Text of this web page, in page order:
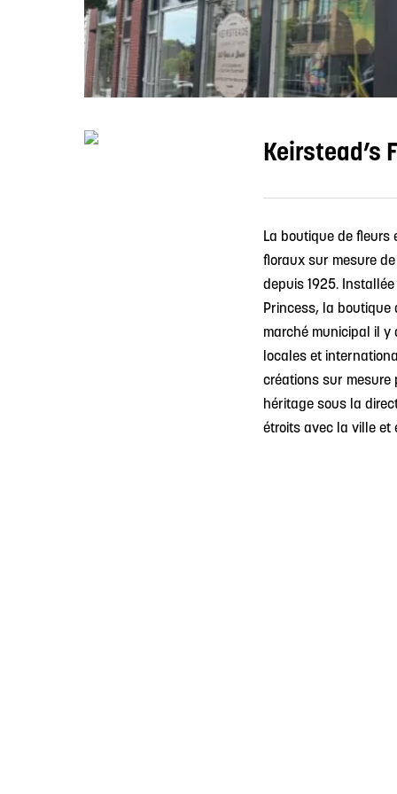
Keirstead’s
La boutique de
floraux sur mesure
depuis 1925.
Princess, la boutique
marché municipal il y
locales et
créations sur mesure
héritage sous la
étroits avec la ville et